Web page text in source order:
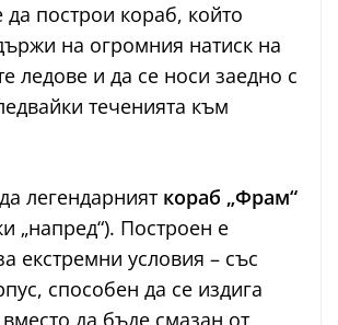
построи кораб, който
на огромния натиск на
ледове и да се носи заедно с
теченията към
легендарният кораб „Фрам“
„напред“). Построен е
екстремни условия – със
способен да се издига